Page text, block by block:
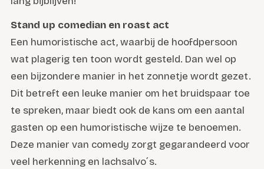
Stand up comedian en roast act
Een humoristische act, waarbij de hoofdpersoon
wat plagerig ten toon wordt gesteld. Dan wel op
een bijzondere manier in het zonnetje wordt gezet.
Dit betreft een leuke manier om het bruidspaar toe
te spreken, maar biedt ook de kans om een aantal
gasten op een humoristische wijze te benoemen.
Deze manier van comedy zorgt gegarandeerd voor
veel herkenning en lachsalvo´s.